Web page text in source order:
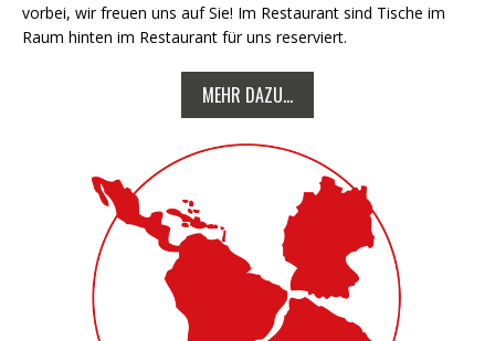
vorbei, wir freuen uns auf Sie! Im Restaurant sind Tische im
Raum hinten im Restaurant für uns reserviert.
MEHR DAZU...